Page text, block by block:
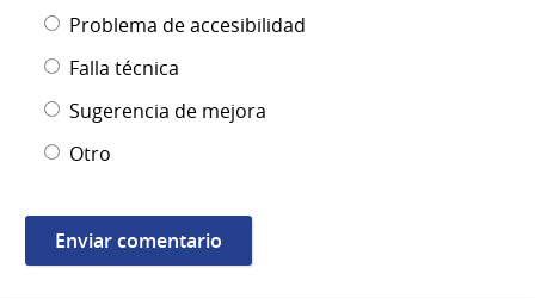
Problema de accesibilidad
Falla técnica
Sugerencia de mejora
Otro